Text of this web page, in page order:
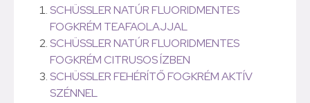
SCHÜSSLER NATÚR FLUORIDMENTES
FOGKRÉM TEAFAOLAJJAL
SCHÜSSLER NATÚR FLUORIDMENTES
FOGKRÉM CITRUSOS ÍZBEN
SCHÜSSLER FEHÉRÍTŐ FOGKRÉM AKTÍV
SZÉNNEL